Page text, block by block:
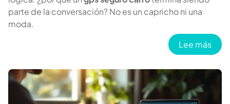
parte de la conversación? No es un capricho ni una
moda.
Lee más